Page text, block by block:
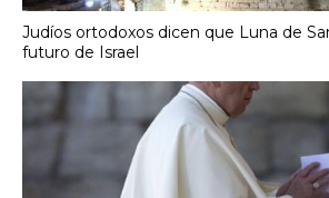
Judíos ortodoxos dicen que Luna de
futuro de Israel